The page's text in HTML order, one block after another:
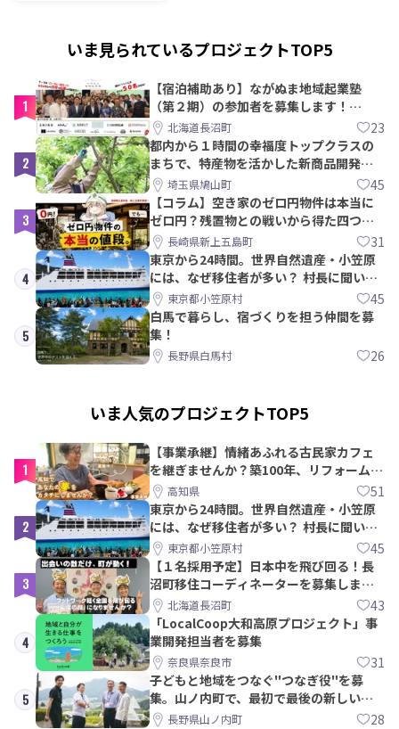
いま見られているプロジェクトTOP5
1
【宿泊補助あり】ながぬま地域起業塾
（第２期）の参加者を募集します！
【8/21〆】
北海道長沼町 23
2
都内から１時間の幸福度トップクラスの
まちで、特産物を活かした新商品開発＆
PRメンバー募集！
埼玉県鳩山町 45
3
【コラム】空き家のゼロ円物件は本当に
ゼロ円？残置物との戦いから得た四つの
教訓｜新上五島町
長崎県新上五島町 31
4
東京から24時間。世界自然遺産・小笠原
には、なぜ移住者が多い？ 村長に聞いて
みた東京都小笠原村 45
5
白馬で暮らし、宿づくりを担う仲間を募
集！
長野県白馬村 26
いま人気のプロジェクトTOP5
1
【事業承継】情緒あふれる古民家カフェ
を継ぎませんか？築100年、リフォームか
ら約10年！
高知県 51
2
東京から24時間。世界自然遺産・小笠原
には、なぜ移住者が多い？ 村長に聞いて
みた東京都小笠原村 45
3
【１名採用予定】日本中を飛び回る！長
沼町移住コーディネーターを募集しま
す！北海道長沼町 43
4
「LocalCoop大和高原プロジェクト」事
業開発担当者を募集
奈良県奈良市 31
5
子どもと地域をつなぐ"つなぎ役"を募
集。山ノ内町で、最初で最後の新しい学
校づくりを一緒に
長野県山ノ内町 28